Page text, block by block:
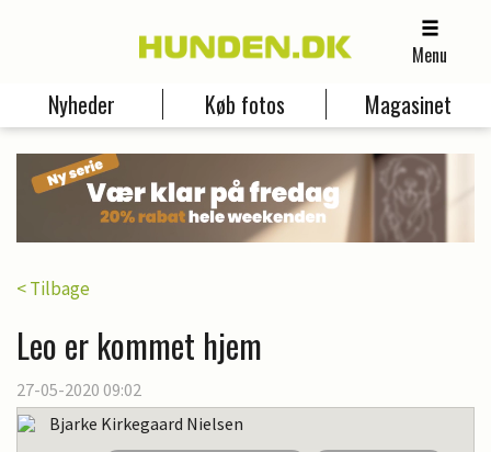
Menu
Nyheder Køb fotos Magasinet
< Tilbage
Leo er kommet hjem
27-05-2020 09:02
Bjarke Kirkegaard Nielsen